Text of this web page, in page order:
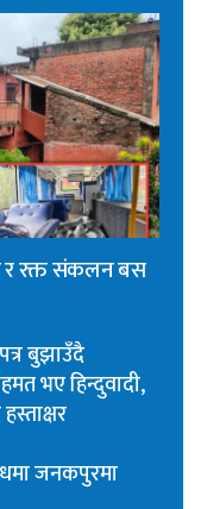
र रक्त संकलन बस
बुझाउँदै
भए हिन्दुवादी,
जनकपुरमा